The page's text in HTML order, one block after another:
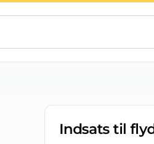
Indsats til